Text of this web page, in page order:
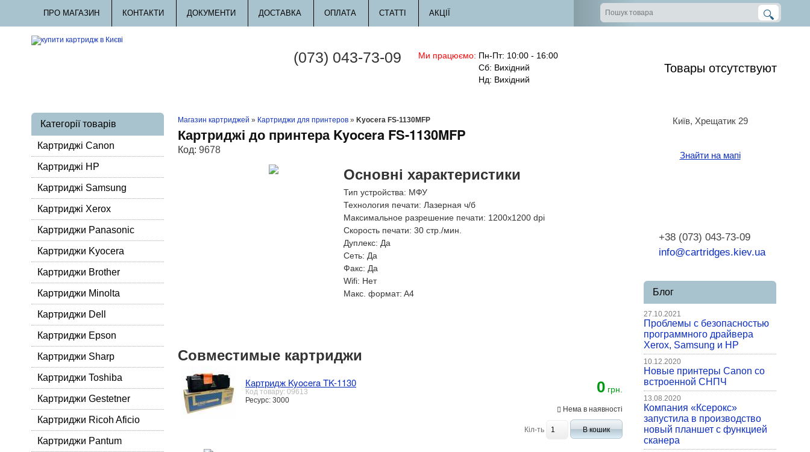
ПРО МАГАЗИН КОНТАКТИ ДОКУМЕНТИ ДОСТАВКА ОПЛАТА СТАТТІ АКЦІЇ
(073) 043-73-09 Ми працюємо: Пн-Пт: 10:00 - 16:00
Сб: Вихідний
Нд: Вихідний
Товары отсутствуют
Категорії товарів
Картриджі Canon
Картриджі HP
Картриджі Samsung
Картриджі Xerox
Картриджи Panasonic
Картриджи Kyocera
Картриджи Brother
Картриджи Minolta
Картриджи Dell
Картриджи Epson
Картриджи Sharp
Картриджи Toshiba
Картриджи Gestetner
Картриджи Ricoh Aficio
Картриджи Pantum
Магазин картриджей » Картриджи для принтеров » Kyocera FS-1130MFP
Картриджі до принтера Kyocera FS-1130MFP
Код: 9678
Основні характеристики
Тип устройства: МФУ
Технология печати: Лазерная ч/б
Максимальное разрешение печати: 1200x1200 dpi
Скорость печати: 30 стр./мин.
Дуплекс: Да
Сеть: Да
Факс: Да
Wifi: Нет
Макс. формат: A4
Совместимые картриджи
Картридж Kyocera TK-1130
Код товару: 09613
Ресурс: 3000
0 грн.
Нема в наявності
Кіл-ть В кошик
Київ, Хрещатик 29
Знайти на мапі
+38 (073) 043-73-09
info@cartridges.kiev.ua
Блог
27.10.2021
Проблемы с безопасностью
программного драйвера
Xerox, Samsung и HP
10.12.2020
Новые принтеры Canon со
встроенной СНПЧ
13.08.2020
Компания «Ксерокс»
запустила в производство
новый планшет с функцией
сканера